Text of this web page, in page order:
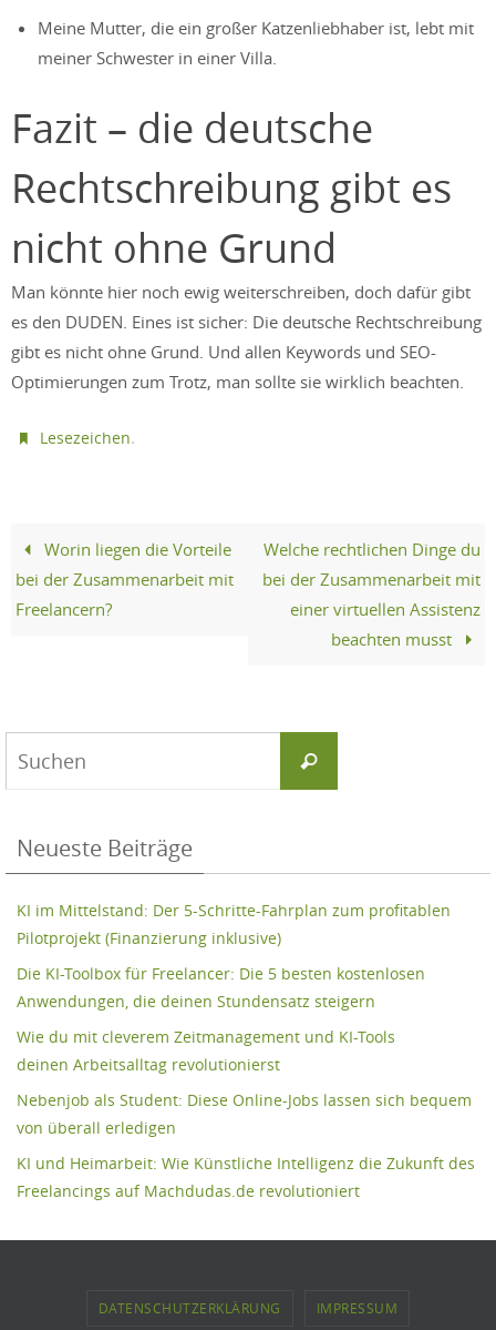
Meine Mutter, die ein großer Katzenliebhaber ist, lebt mit
meiner Schwester in einer Villa.
Fazit – die deutsche
Rechtschreibung gibt es
nicht ohne Grund
Man könnte hier noch ewig weiterschreiben, doch dafür gibt
es den DUDEN. Eines ist sicher: Die deutsche Rechtschreibung
gibt es nicht ohne Grund. Und allen Keywords und SEO-
Optimierungen zum Trotz, man sollte sie wirklich beachten.
Lesezeichen.
Worin liegen die Vorteile
bei der Zusammenarbeit mit
Freelancern?
Welche rechtlichen Dinge du
bei der Zusammenarbeit mit
einer virtuellen Assistenz
beachten musst
Suchen
Neueste Beiträge
KI im Mittelstand: Der 5-Schritte-Fahrplan zum profitablen
Pilotprojekt (Finanzierung inklusive)
Die KI-Toolbox für Freelancer: Die 5 besten kostenlosen
Anwendungen, die deinen Stundensatz steigern
Wie du mit cleverem Zeitmanagement und KI-Tools
deinen Arbeitsalltag revolutionierst
Nebenjob als Student: Diese Online-Jobs lassen sich bequem
von überall erledigen
KI und Heimarbeit: Wie Künstliche Intelligenz die Zukunft des
Freelancings auf Machdudas.de revolutioniert
DATENSCHUTZERKLÄRUNG IMPRESSUM